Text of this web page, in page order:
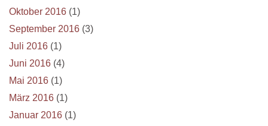
Oktober 2016 (1)
September 2016 (3)
Juli 2016 (1)
Juni 2016 (4)
Mai 2016 (1)
März 2016 (1)
Januar 2016 (1)